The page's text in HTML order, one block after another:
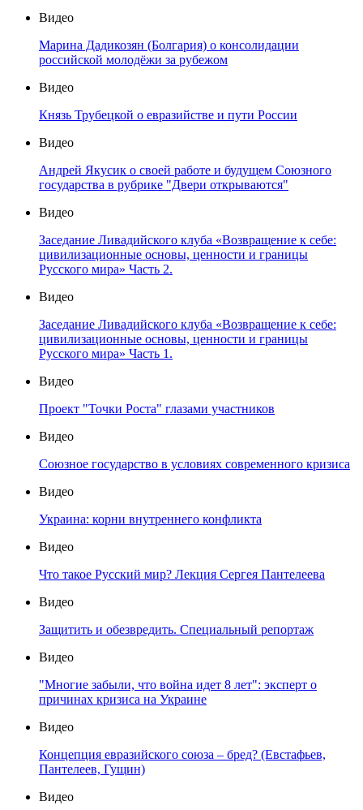
Видео
Марина Дадикозян (Болгария) о консолидации
российской молодёжи за рубежом
Видео
Князь Трубецкой о евразийстве и пути России
Видео
Андрей Якусик о своей работе и будущем Союзного
государства в рубрике "Двери открываются"
Видео
Заседание Ливадийского клуба «Возвращение к себе:
цивилизационные основы, ценности и границы
Русского мира» Часть 2.
Видео
Заседание Ливадийского клуба «Возвращение к себе:
цивилизационные основы, ценности и границы
Русского мира» Часть 1.
Видео
Проект "Точки Роста" глазами участников
Видео
Союзное государство в условиях современного кризиса
Видео
Украина: корни внутреннего конфликта
Видео
Что такое Русский мир? Лекция Сергея Пантелеева
Видео
Защитить и обезвредить. Специальный репортаж
Видео
"Многие забыли, что война идет 8 лет": эксперт о
причинах кризиса на Украине
Видео
Концепция евразийского союза – бред? (Евстафьев,
Пантелеев, Гущин)
Видео